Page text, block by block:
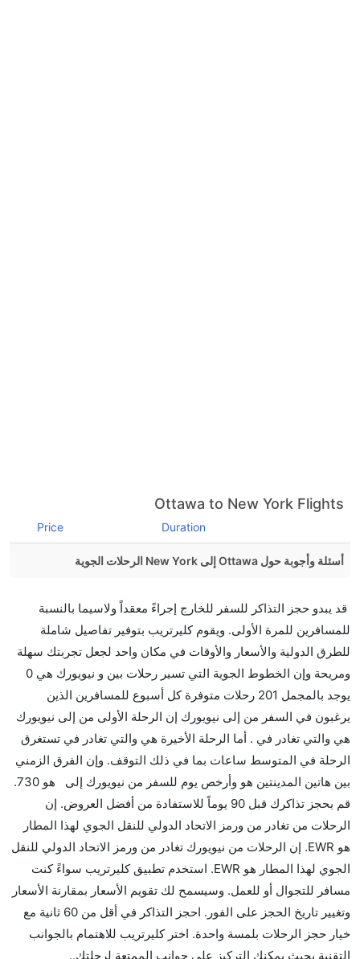
Ottawa to New York Flights
Duration
Price
أسئلة وأجوبة حول Ottawa إلى New York الرحلات الجوية
مباشرة من إلىنيويورك مما تستغرقه الخطوط الجوية
الأخرى؟
نعم. توفر كل من Air Canada أسرع رحلات الطيران على
هذا الطريق،
هل توفر شركات الطيران مساحة إضافية للنوم؟
كثير من خطوط طيران درجة رجال الأعمال توفر مساحة
إضافية للنوم.
هل يمكنني حمل طعامي الخاص؟
نعم، يمكنك حمل طعامك الخاص، و لكن يجب أن يكون معبئا
بشكل جيد.
هل سيقدم لي الكحول على متن رحلة من إلى نيويورك؟
لا تقدم شركة الطيران الكحول على متن رحلة داخلية. يتم
تقديم الكحول على متن الرحلات الدولية فقط.
ما متوسط أسعار رحلة الدرجة الاقتصادية من إلى نيويورك؟
تتراوح أسعار رحلة الدرجة الاقتصادية من AED 730 إلى
قد يبدو حجز التذاكر للسفر للخارج إجراءً معقداً ولاسيما بالنسبة
للمسافرين للمرة الأولى. ويقوم كليرتريب بتوفير تفاصيل شاملة
للطرق الدولية والأسعار والأوقات في مكان واحد لجعل تجربتك سهلة
ومريحة وإن الخطوط الجوية التي تسير رحلات بين و نيويورك هي 0
يوجد بالمجمل 201 رحلات متوفرة كل أسبوع للمسافرين الذين
يرغبون في السفر من إلى نيويورك إن الرحلة الأولى من إلى نيويورك
هي والتي تغادر في . أما الرحلة الأخيرة هي والتي تغادر في تستغرق
الرحلة في المتوسط ساعات بما في ذلك التوقف. وإن الفرق الزمني
بين هاتين المدينتين هو وأرخص يوم للسفر من نيويورك إلى هو 730.
قم بحجز تذاكرك قبل 90 يوماً للاستفادة من أفضل العروض. إن
الرحلات من تغادر من ورمز الاتحاد الدولي للنقل الجوي لهذا المطار
هو EWR. إن الرحلات من نيويورك تغادر من ورمز الاتحاد الدولي للنقل
الجوي لهذا المطار هو EWR. استخدم تطبيق كليرتريب سواءً كنت
مسافر للتجوال أو للعمل. وسيسمح لك تقويم الأسعار بمقارنة الأسعار
وتغيير تاريخ الحجز على الفور. احجز التذاكر في أقل من 60 ثانية مع
خيار حجز الرحلات بلمسة واحدة. اختر كليرتريب للاهتمام بالجوانب
التقنية بحيث يمكنك التركيز على جوانب الممتعة لرحلتك..